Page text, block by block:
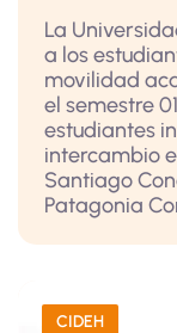
La
a los
movilidad
el semestre
estudiantes
intercambio
Santiago
Patagonia
CIDEH